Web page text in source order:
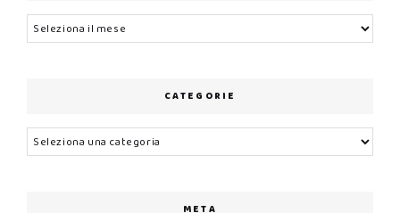
Archivi
CATEGORIE
Categorie
META